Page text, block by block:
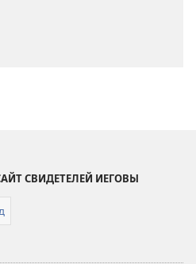
СВИДЕТЕЛЕЙ ИЕГОВЫ